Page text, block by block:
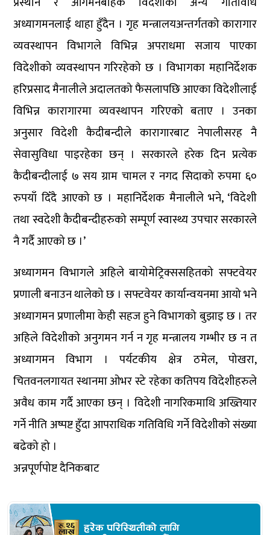
अध्यागमनलाई थाहा हुँदैन । गृह मन्त्रालयअन्तर्गतको कारागार
व्यवस्थापन विभागले विभिन्न अपराधमा सजाय पाएका
विदेशीको व्यवस्थापन गरिरहेको छ । विभागका महानिर्देशक
हरिप्रसाद मैनालीले अदालतको फैसलापछि आएका विदेशीलाई
विभिन्न कारागारमा व्यवस्थापन गरिएको बताए । उनका
अनुसार विदेशी कैदीबन्दीले कारागारबाट नेपालीसरह नै
सेवासुविधा पाइरहेका छन् । सरकारले हरेक दिन प्रत्येक
कैदीबन्दीलाई ७ सय ग्राम चामल र नगद सिदाको रुपमा ६०
रुपयाँ दिँदै आएको छ । महानिर्देशक मैनालीले भने, ‘विदेशी
तथा स्वदेशी कैदीबन्दीहरुको सम्पूर्ण स्वास्थ्य उपचार सरकारले
नै गर्दै आएको छ ।’
अध्यागमन विभागले अहिले बायोमेट्रिक्ससहितको सफ्टवेयर
प्रणाली बनाउन थालेको छ । सफ्टवेयर कार्यान्वयनमा आयो भने
अध्यागमन प्रणालीमा केही सहज हुने विभागको बुझाइ छ । तर
अहिले विदेशीको अनुगमन गर्न न गृह मन्त्रालय गम्भीर छ न त
अध्यागमन विभाग । पर्यटकीय क्षेत्र ठमेल, पोखरा,
चितवनलगायत स्थानमा ओभर स्टे रहेका कतिपय विदेशीहरुले
अवैध काम गर्दै आएका छन् । विदेशी नागरिकमाथि अख्तियार
गर्ने नीति अष्पष्ट हुँदा आपराधिक गतिविधि गर्ने विदेशीको संख्या
बढेको हो ।
अन्नपूर्णपोष्ट दैनिकबाट